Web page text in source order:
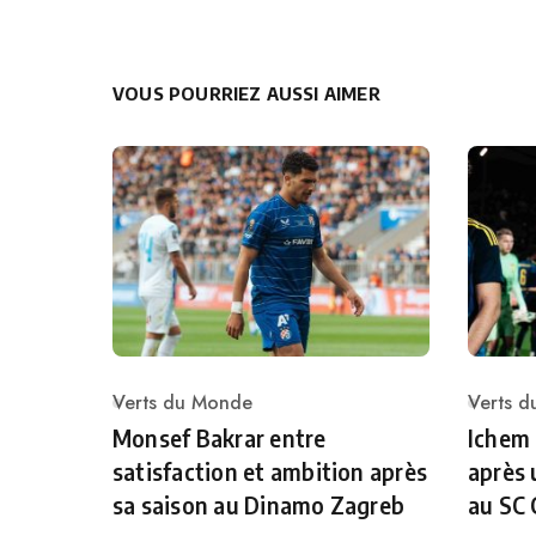
VOUS POURRIEZ AUSSI AIMER
Category
Verts du Monde
Monsef Bakrar entre
satisfaction et ambition après
sa saison au Dinamo Zagreb
Verts
après
au SC